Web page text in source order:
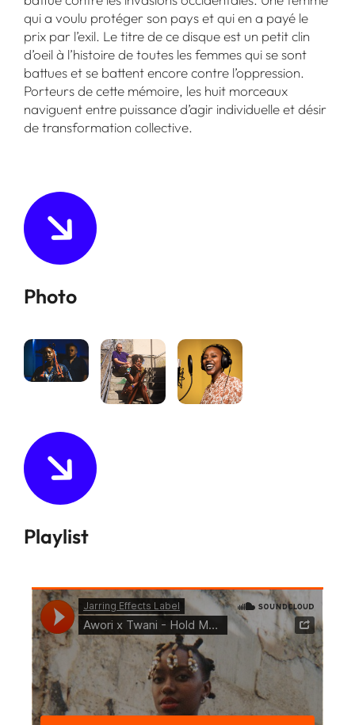
qui a voulu protéger son pays et qui en a payé le
prix par l’exil. Le titre de ce disque est un petit clin
d’oeil à l’histoire de toutes les femmes qui se sont
battues et se battent encore contre l’oppression.
Porteurs de cette mémoire, les huit morceaux
naviguent entre puissance d’agir individuelle et désir
de transformation collective.
Photo
Playlist